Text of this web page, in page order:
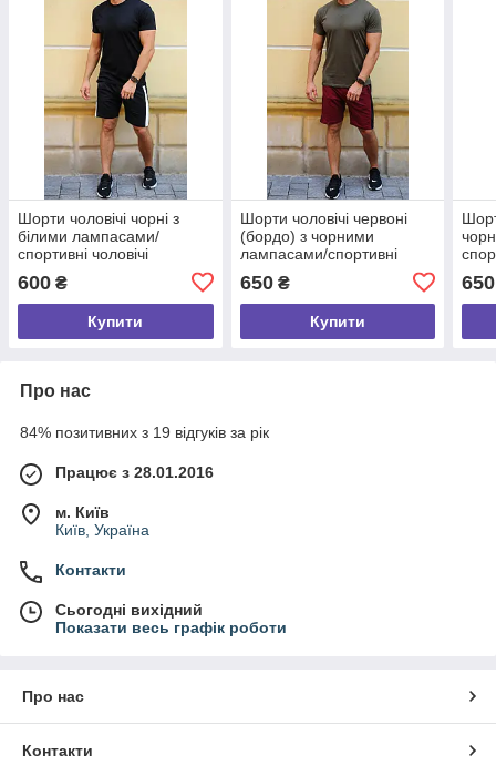
Шорти чоловічі чорні з
білими лампасами/
спортивні чоловічі
600 ₴
Купити
Шорти чоловічі червоні
(бордо) з чорними
лампасами/спортивні
чоловічі костюми на літо
650₴
Купити
650
Про нас
84% позитивних з 19 відгуків за рік
Працює з 28.01.2016
м. Київ
Київ, Україна
Контакти
Сьогодні вихідний
Показати весь графік роботи
Про нас
Контакти